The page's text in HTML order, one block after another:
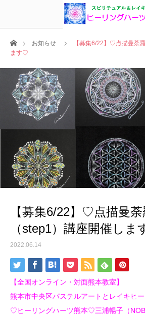
ホームお知らせ
【募集6/22】♡点描曼荼
ます♡
【募集6/22】♡点描曼荼
（step1）講座開催し
2022.06.14
【全国オンライン・対面熊本教室】
熊本市中央区パステルアートとレイキヒ
♡ヒーリングハーツ熊本♡三浦暢子（